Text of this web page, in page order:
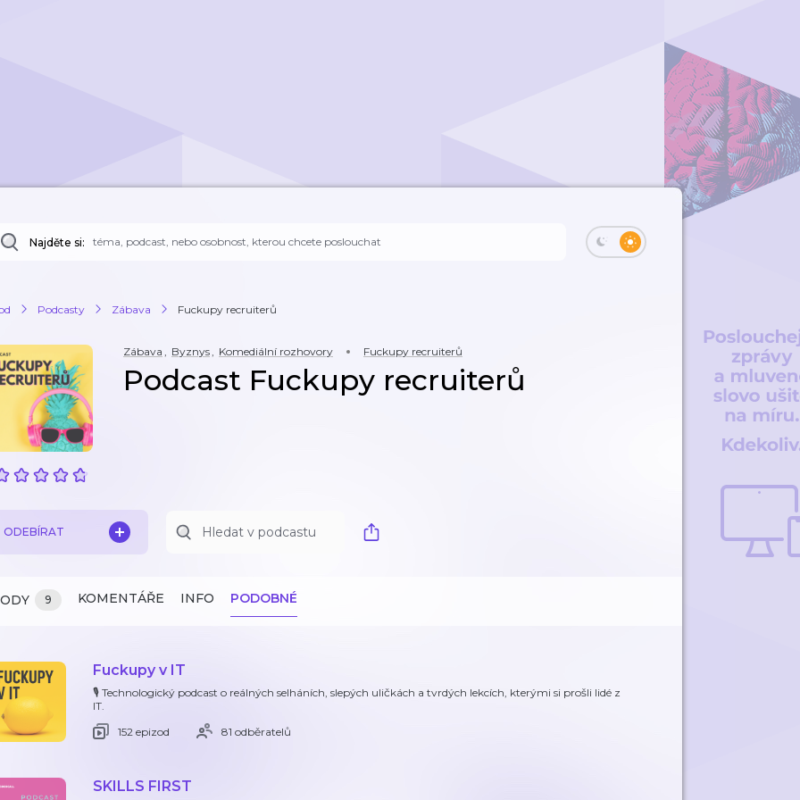
Najděte si:
Podcasty Zábava Fuckupy recruiterů
Zábava , Byznys, Komediální rozhovory Fuckupy recruiterů
Podcast Fuckupy recruiterů
ODEBÍRAT
9 KOMENTÁŘE INFO PODOBNÉ
Fuckupy v IT
🎙️ Technologický podcast o reálných selháních, slepých uličkách a tvrdých lekcích, kterými si prošli lidé z
IT.
152 epizod
81 odběratelů
SKILLS FIRST